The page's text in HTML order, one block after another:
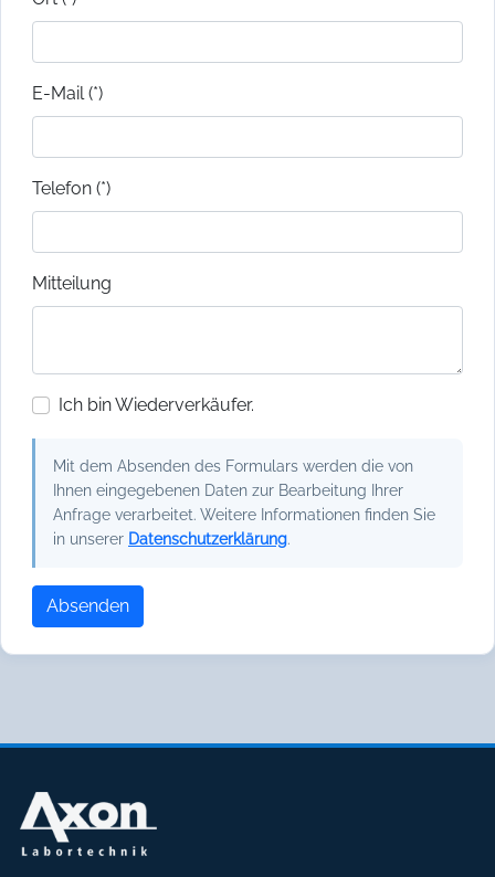
E-Mail (*)
Telefon (*)
Mitteilung
Ich bin Wiederverkäufer.
Mit dem Absenden des Formulars werden die von
Ihnen eingegebenen Daten zur Bearbeitung Ihrer
Anfrage verarbeitet. Weitere Informationen finden Sie
in unserer Datenschutzerklärung.
Absenden